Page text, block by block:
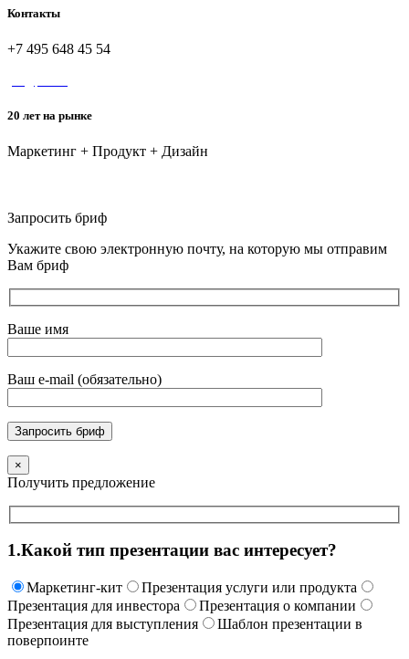
Контакты
+7 495 648 45 54
20 лет на рынке
Маркетинг + Продукт + Дизайн
Запросить бриф
Укажите свою электронную почту, на которую мы отправим
Вам бриф
Ваше имя
Ваш e-mail (обязательно)
×
Получить предложение
1.Какой тип презентации вас интересует?
Маркетинг-кит
Презентация услуги или продукта
Презентация для инвестора
Презентация о компании
Презентация для выступления
Шаблон презентации в
поверпоинте